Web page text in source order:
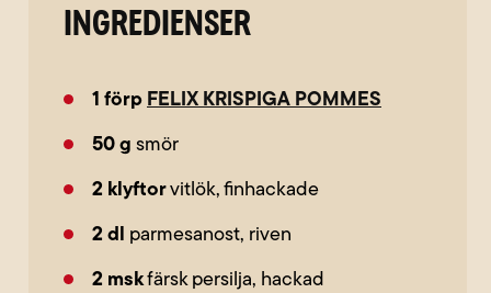
INGREDIENSER
1 förp FELIX KRISPIGA POMMES
50 g smör
2 klyftorvitlök, finhackade
2 dl parmesanost, riven
2 mskfärsk persilja, hackad